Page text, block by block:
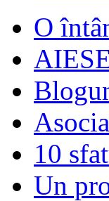
O
10
Un